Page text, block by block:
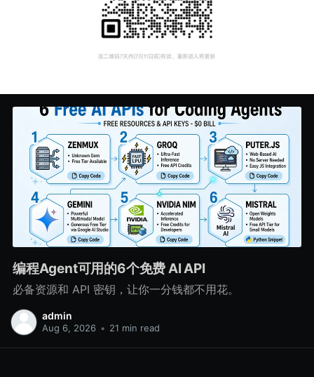
编程Agent可用的6个免费 AI API
必备资源和 API 密钥，让你一分钱都不用花。
admin
Aug 6, 2026 • 21 min read